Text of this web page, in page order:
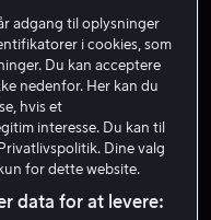
adgang til oplysninger
i cookies, som
Du kan acceptere
nedenfor. Her kan du
hvis et
interesse. Du kan til
Dine valg
for dette website.
data for at levere: